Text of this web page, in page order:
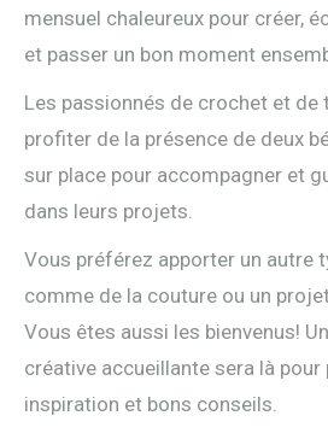
mensuel chaleureux pour créer,
et passer un bon moment
Les passionnés de crochet et
profiter de la présence de deux
sur place pour accompagner et
dans leurs projets.
Vous préférez apporter un autre
comme de la couture ou un
Vous êtes aussi les bienvenus!
créative accueillante sera là pour
inspiration et bons conseils.